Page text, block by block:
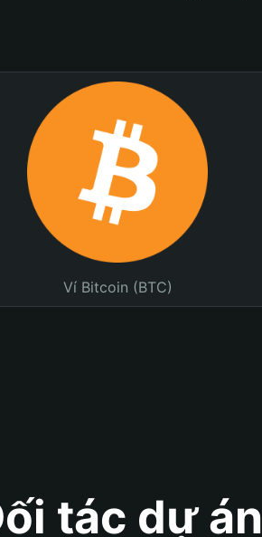
Ví Bitcoin (BTC)
tác dự án